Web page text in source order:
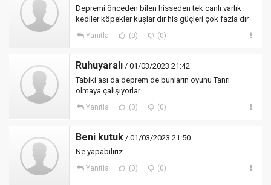
Depremi önceden bilen hisseden tek canlı varlık
kediler köpekler kuşlar dır his güçleri çok fazla dır
Yanıtla (0) (0)
Ruhuyaralı / 01/03/2023 21:42
Tabiki aşı da deprem de bunların oyunu Tanrı
olmaya çalışıyorlar
Yanıtla (0) (0)
Beni kutuk / 01/03/2023 21:50
Ne yapabiliriz
Yanıtla (0) (0)